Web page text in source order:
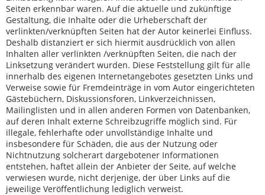
Seiten erkennbar waren. Auf die aktuelle und zukünftige
Gestaltung, die Inhalte oder die Urheberschaft der
verlinkten/verknüpften Seiten hat der Autor keinerlei Einfluss.
Deshalb distanziert er sich hiermit ausdrücklich von allen
Inhalten aller verlinkten /verknüpften Seiten, die nach der
Linksetzung verändert wurden. Diese Feststellung gilt für alle
innerhalb des eigenen Internetangebotes gesetzten Links und
Verweise sowie für Fremdeinträge in vom Autor eingerichteten
Gästebüchern, Diskussionsforen, Linkverzeichnissen,
Mailinglisten und in allen anderen Formen von Datenbanken,
auf deren Inhalt externe Schreibzugriffe möglich sind. Für
illegale, fehlerhafte oder unvollständige Inhalte und
insbesondere für Schäden, die aus der Nutzung oder
Nichtnutzung solcherart dargebotener Informationen
entstehen, haftet allein der Anbieter der Seite, auf welche
verwiesen wurde, nicht derjenige, der über Links auf die
jeweilige Veröffentlichung lediglich verweist.